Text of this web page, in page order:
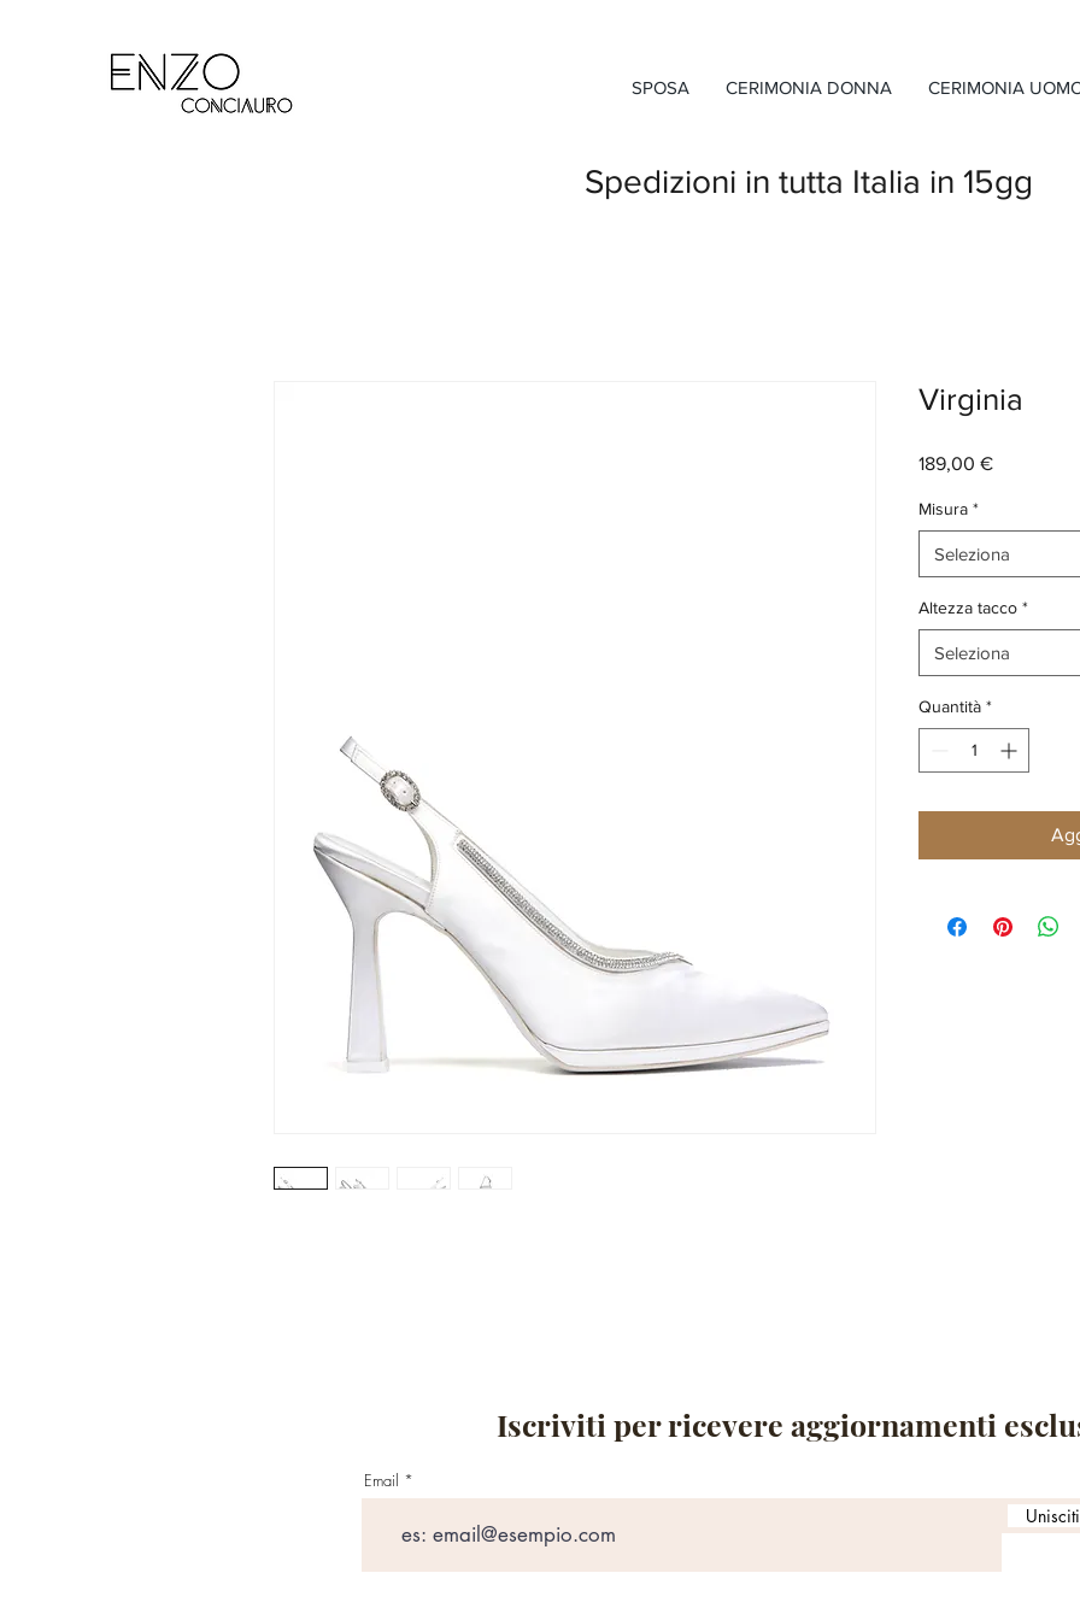
SPOSA CERIMONIA DONNA CERIMONIA
Spedizioni in tutta Italia in 15gg
Virginia
189,00 €Prezzo
Misura *
Seleziona
Altezza tacco *
Seleziona
Quantità *
Iscriviti per ricevere aggiornamenti
Email